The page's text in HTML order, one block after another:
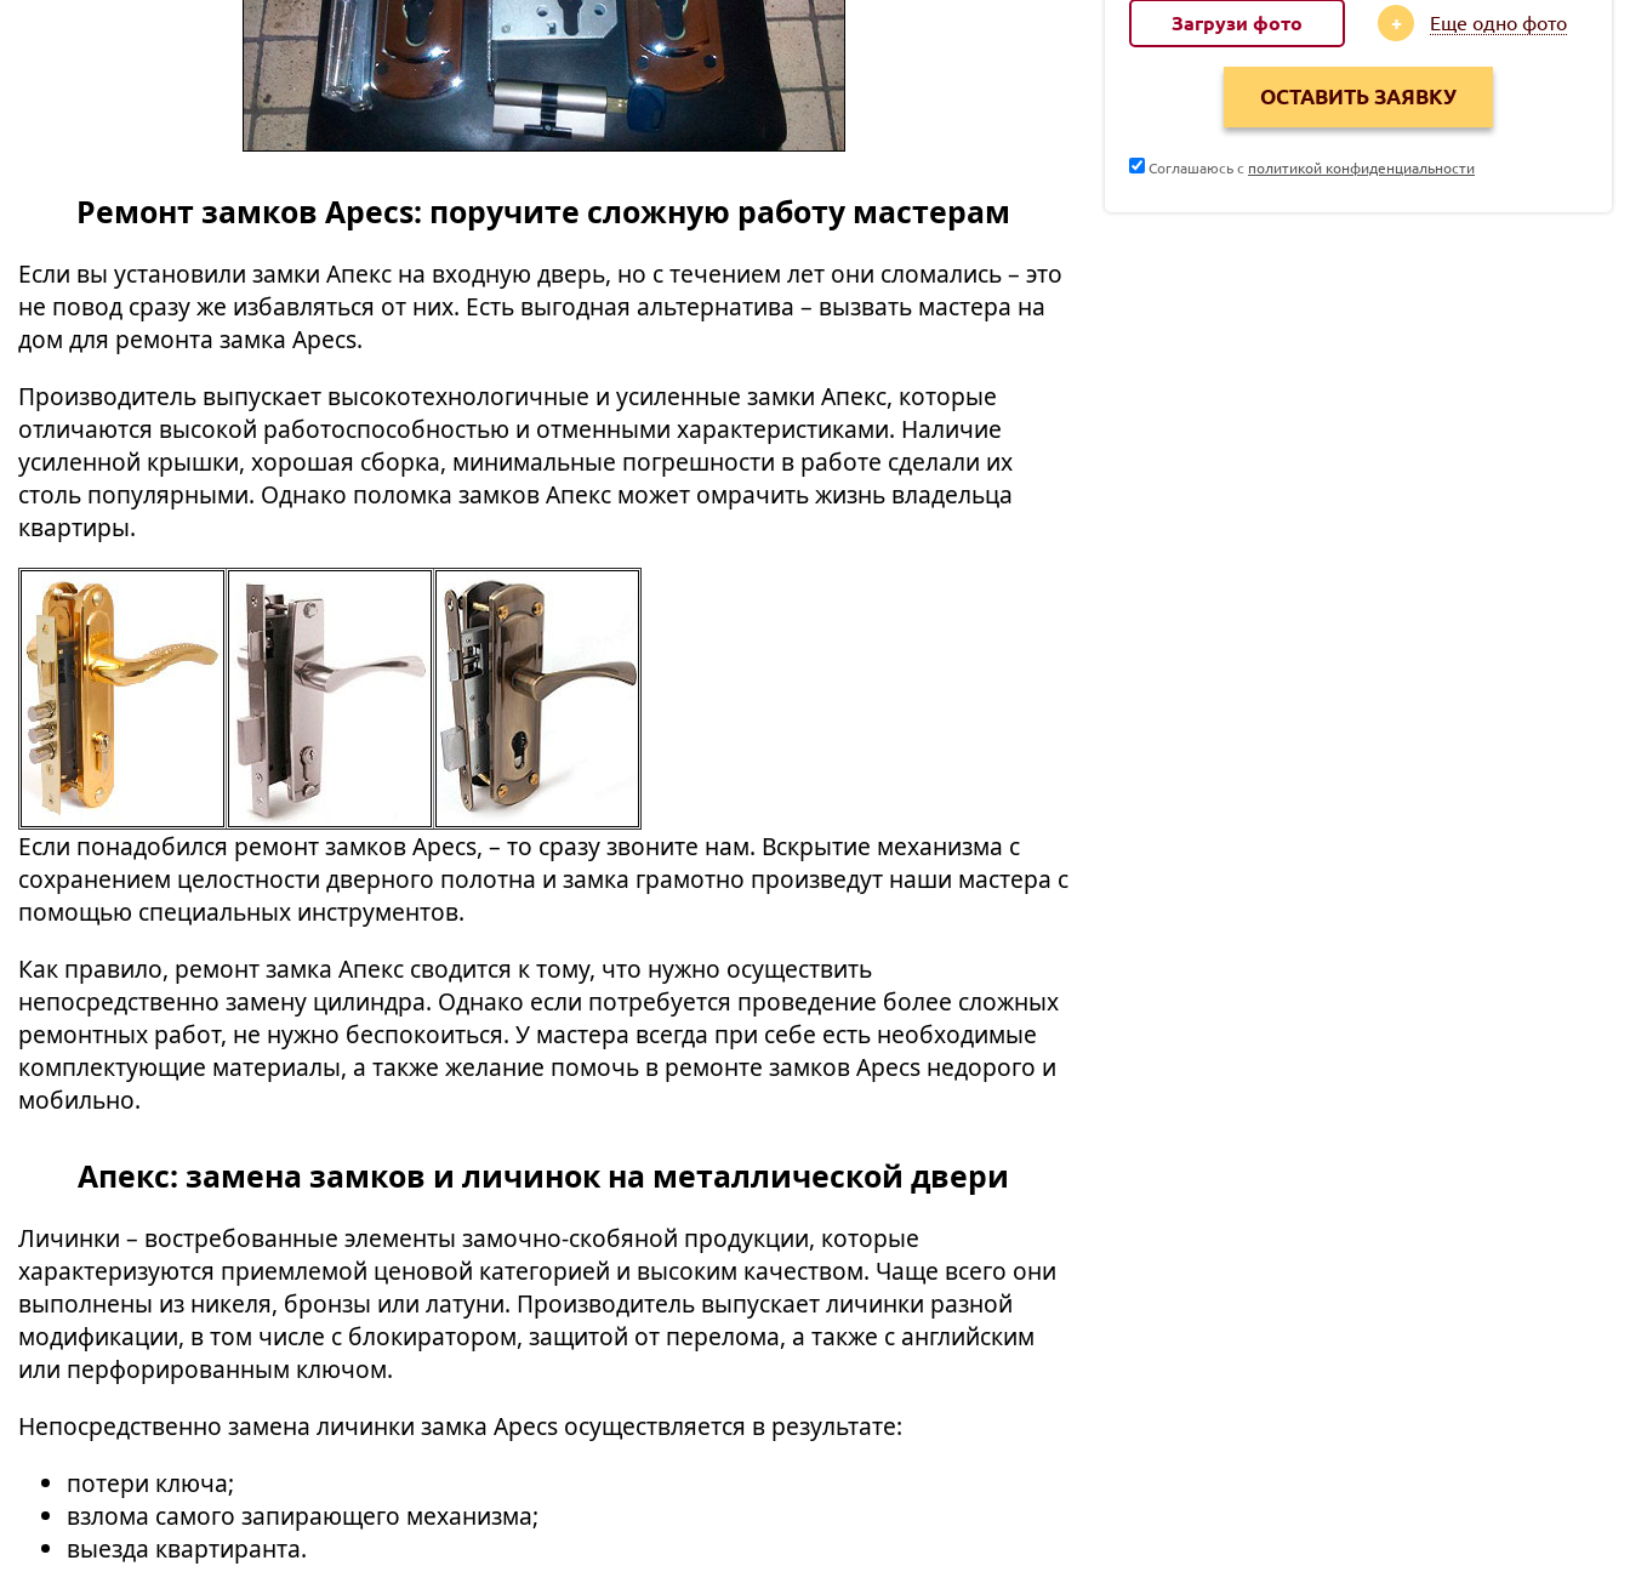
Ремонт замков Apecs: поручите сложную работу мастерам
Если вы установили замки Апекс на входную дверь, но с течением лет они сломались – это
не повод сразу же избавляться от них. Есть выгодная альтернатива – вызвать мастера на
дом для ремонта замка Apecs.
Производитель выпускает высокотехнологичные и усиленные замки Апекс, которые
отличаются высокой работоспособностью и отменными характеристиками. Наличие
усиленной крышки, хорошая сборка, минимальные погрешности в работе сделали их
столь популярными. Однако поломка замков Апекс может омрачить жизнь владельца
квартиры.
Если понадобился ремонт замков Apecs, – то сразу звоните нам. Вскрытие механизма с
сохранением целостности дверного полотна и замка грамотно произведут наши мастера с
помощью специальных инструментов.
Как правило, ремонт замка Апекс сводится к тому, что нужно осуществить
непосредственно замену цилиндра. Однако если потребуется проведение более сложных
ремонтных работ, не нужно беспокоиться. У мастера всегда при себе есть необходимые
комплектующие материалы, а также желание помочь в ремонте замков Apecs недорого и
мобильно.
Апекс: замена замков и личинок на металлической двери
Личинки – востребованные элементы замочно-скобяной продукции, которые
характеризуются приемлемой ценовой категорией и высоким качеством. Чаще всего они
выполнены из никеля, бронзы или латуни. Производитель выпускает личинки разной
модификации, в том числе с блокиратором, защитой от перелома, а также с английским
или перфорированным ключом.
Непосредственно замена личинки замка Apecs осуществляется в результате:
потери ключа;
взлома самого запирающего механизма;
выезда квартиранта.
Загрузи фото Еще одно фото
Соглашаюсь с политикой конфиденциальности